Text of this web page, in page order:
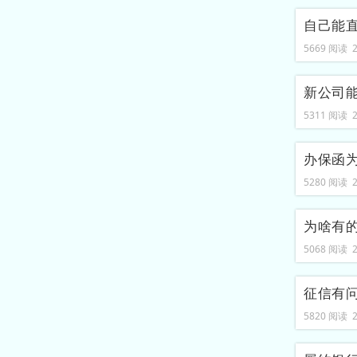
自己能
5669 阅读
新公司
5311 阅读
办保函
5280 阅读
为啥有
5068 阅读
征信有
5820 阅读